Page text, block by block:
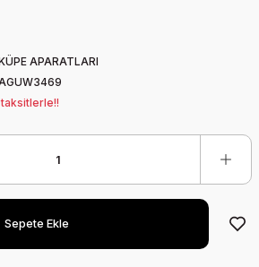
APARATLARI
Sepete Ekle